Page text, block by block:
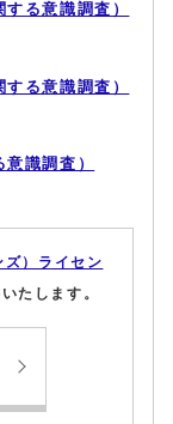
る意識調査）
る意識調査）
識調査）
）ライセン
たします。